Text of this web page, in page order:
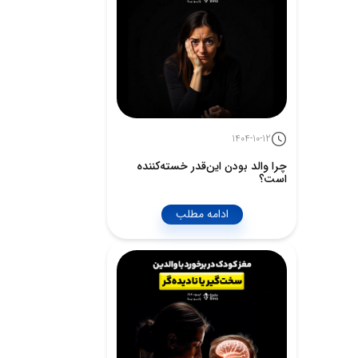
1404-10-12
چرا والد بودن این‌قدر خسته‌کننده
است؟
ادامه مطلب